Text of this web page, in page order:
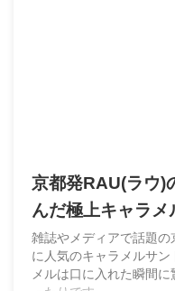
京都発RAU(ラウ)
んだ極上キャラメ
雑誌やメディアで話題
に人気のキャラメルサ
メルは口に入れた瞬間